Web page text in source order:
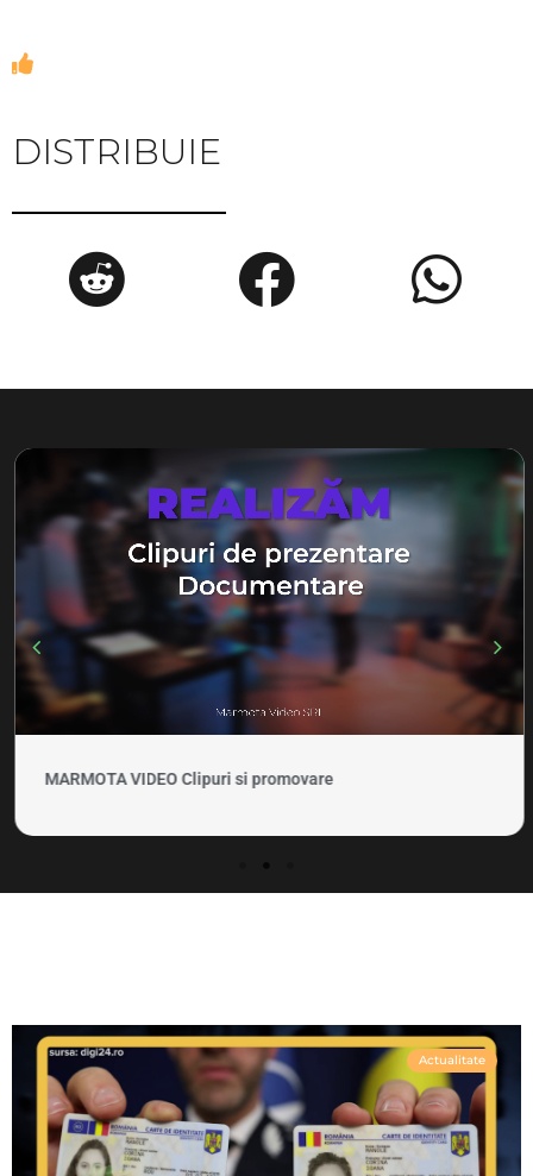
DISTRIBUIE
MARMOTA VIDEO Clipuri si promovare
Actualitate